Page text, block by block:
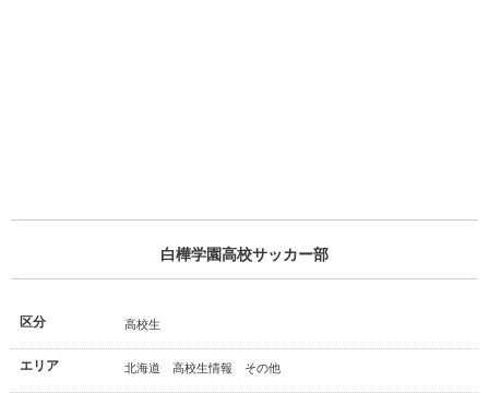
白樺学園高校サッカー部
区分 高校生
エリア 北海道 高校生情報 その他